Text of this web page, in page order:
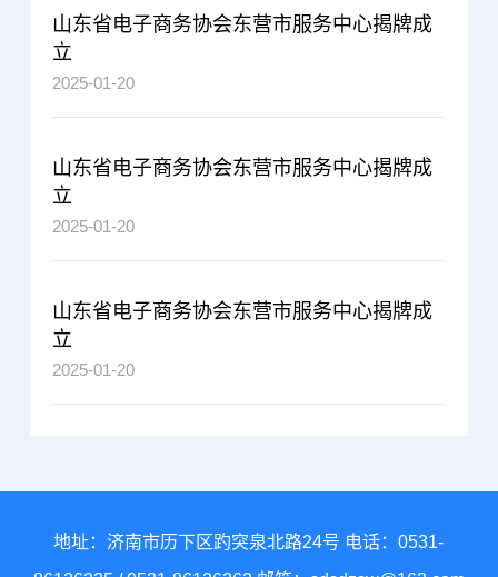
山东省电子商务协会东营市服务中心揭牌成
立
2025-01-20
山东省电子商务协会东营市服务中心揭牌成
立
2025-01-20
山东省电子商务协会东营市服务中心揭牌成
立
2025-01-20
地址：济南市历下区趵突泉北路24号 电话：0531-